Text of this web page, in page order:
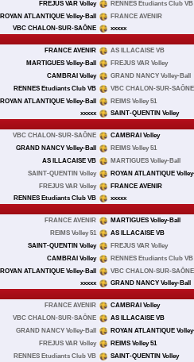
FREJUS VAR Volley
RENNES Etudiants Club VB
ROYAN ATLANTIQUE Volley-Ball
FRANCE AVENIR
VBC CHALON-SUR-SAÔNE
xxxxx
FRANCE AVENIR
AS ILLACAISE VB
MARTIGUES Volley-Ball
FREJUS VAR Volley
CAMBRAI Volley
GRAND NANCY Volley-Ball
RENNES Etudiants Club VB
VBC CHALON-SUR-SAÔNE
ROYAN ATLANTIQUE Volley-Ball
REIMS Volley 51
xxxxx
SAINT-QUENTIN Volley
VBC CHALON-SUR-SAÔNE
CAMBRAI Volley
GRAND NANCY Volley-Ball
REIMS Volley 51
AS ILLACAISE VB
MARTIGUES Volley-Ball
SAINT-QUENTIN Volley
ROYAN ATLANTIQUE
FREJUS VAR Volley
FRANCE AVENIR
RENNES Etudiants Club VB
xxxxx
FRANCE AVENIR
MARTIGUES Volley-Ball
REIMS Volley 51
AS ILLACAISE VB
SAINT-QUENTIN Volley
FREJUS VAR Volley
CAMBRAI Volley
RENNES Etudiants Club VB
ROYAN ATLANTIQUE Volley-Ball
VBC CHALON-SUR-SAÔNE
xxxxx
GRAND NANCY Volley-Ball
FRANCE AVENIR
CAMBRAI Volley
VBC CHALON-SUR-SAÔNE
AS ILLACAISE VB
GRAND NANCY Volley-Ball
ROYAN ATLANTIQUE
FREJUS VAR Volley
REIMS Volley 51
RENNES Etudiants Club VB SAINT-QUENTIN Volley